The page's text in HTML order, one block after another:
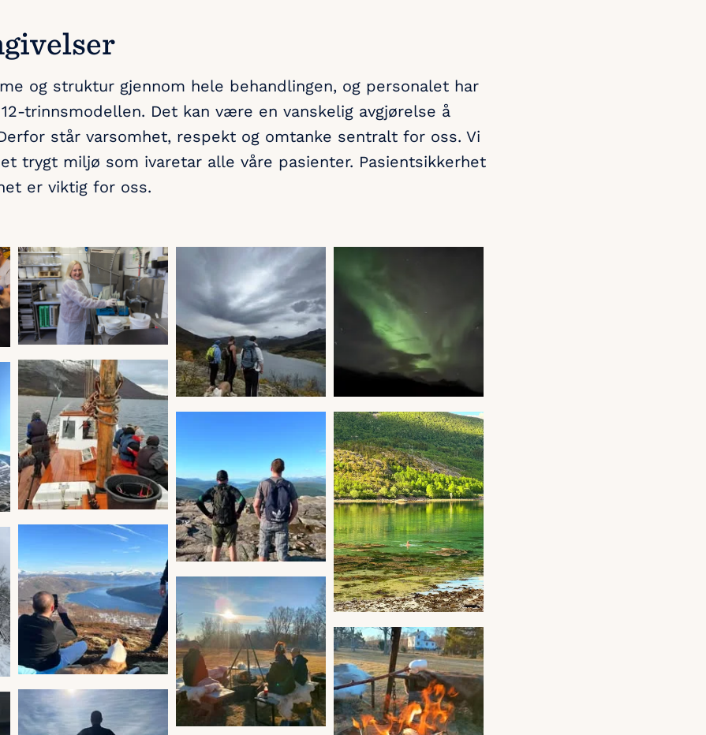
og struktur gjennom hele behandlingen, og personalet har
trinnsmodellen. Det kan være en vanskelig avgjørelse å
står varsomhet, respekt og omtanke sentralt for oss. Vi
trygt miljø som ivaretar alle våre pasienter. Pasientsikkerhet
er viktig for oss.